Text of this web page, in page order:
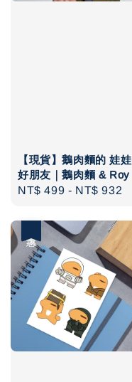
【現貨】鵝肉麵的 娃娃
好朋友｜鵝肉麵 & Roy
Regular
NT$ 499 - NT$ 932